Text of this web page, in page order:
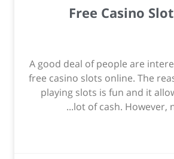
Free Casino
A good deal of people are
free casino slots online. The
playing slots is fun and it
lot of cash. However,